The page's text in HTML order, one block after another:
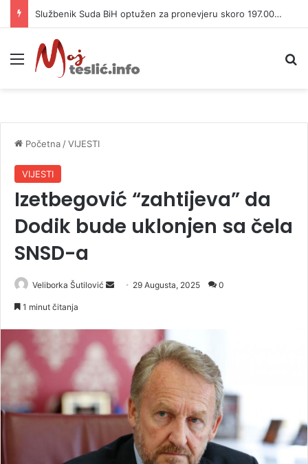
Službenik Suda BiH optužen za pronevjeru skoro 197.000 KM
Meni
Početna /VIJESTI
VIJESTI
Izetbegović “zahtijeva” da
Dodik bude uklonjen sa čela
SNSD-a
Veliborka Šutilović
n
m
a
29 Augusta, 2025 0
1 minut čitanja